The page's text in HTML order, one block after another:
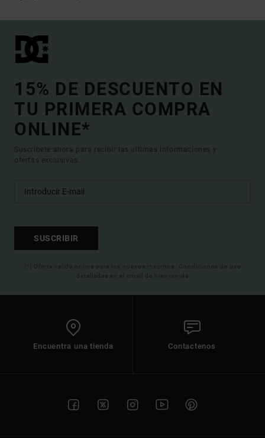
15% DE DESCUENTO EN
TU PRIMERA COMPRA
ONLINE*
Suscríbete ahora para recibir las ultimas informaciones y
ofertas exclusivas.
SUSCRIBIR
(*) Oferta valida online para los nuevos inscritos. Condiciones de uso
detalladas en el email de bienvenida
Encuentra una tienda Contactenos